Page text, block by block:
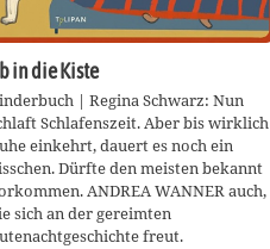
in die Kiste
| Regina Schwarz: Nun
Schlafenszeit. Aber bis wirklich
einkehrt, dauert es noch ein
Dürfte den meisten bekannt
ANDREA WANNER auch,
sich an der gereimten
freut.